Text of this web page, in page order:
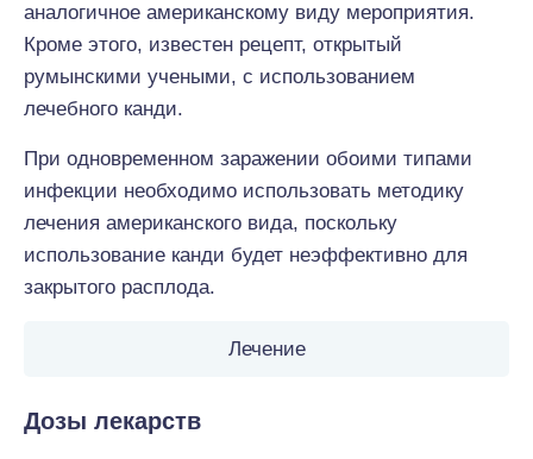
аналогичное американскому виду мероприятия.
Кроме этого, известен рецепт, открытый
румынскими учеными, с использованием
лечебного канди.
При одновременном заражении обоими типами
инфекции необходимо использовать методику
лечения американского вида, поскольку
использование канди будет неэффективно для
закрытого расплода.
Лечение
Дозы лекарств